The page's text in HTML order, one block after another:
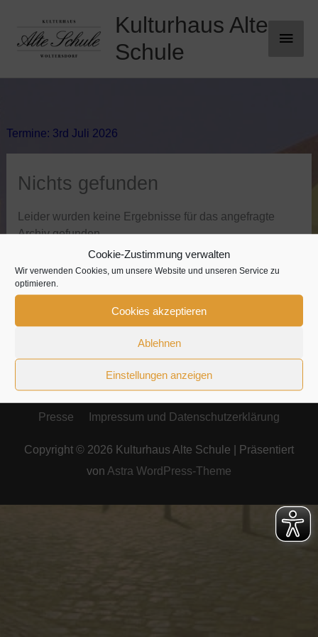
Cookie-Zustimmung verwalten
Wir verwenden Cookies, um unsere Website und unseren Service zu
optimieren.
Cookies akzeptieren
Ablehnen
Einstellungen anzeigen
springen
Kulturhaus Alte
Schule
Termine: 3rd Juli 2026
Nichts gefunden
Leider wurden keine Ergebnisse für das angefragte
Archiv gefunden.
Presse Impressum und Datenschutzerklärung
Copyright © 2026 Kulturhaus Alte Schule | Präsentiert
von Astra WordPress-Theme